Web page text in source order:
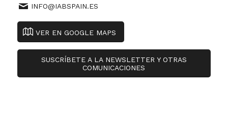
INFO@IABSPAIN.ES
VER EN GOOGLE MAPS
SUSCRÍBETE A LA NEWSLETTER Y OTRAS
COMUNICACIONES